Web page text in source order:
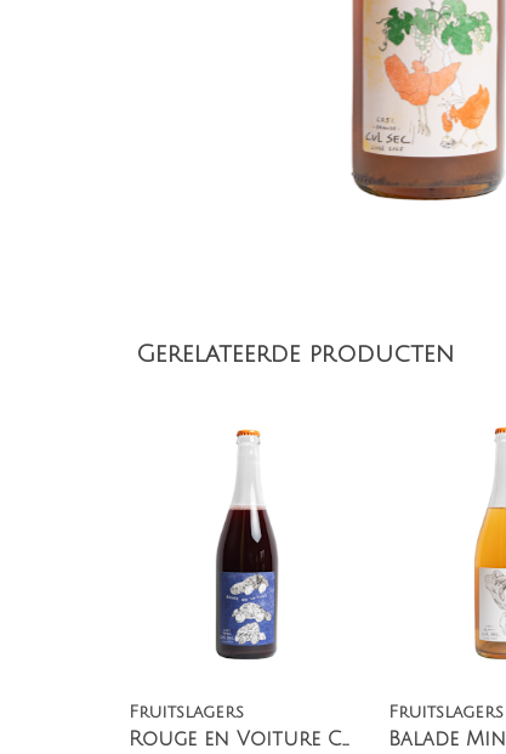
Gerelateerde producten
Fruitslagers
Rouge en Voiture Cul Sec - Alcoholvrij
Fruitslagers